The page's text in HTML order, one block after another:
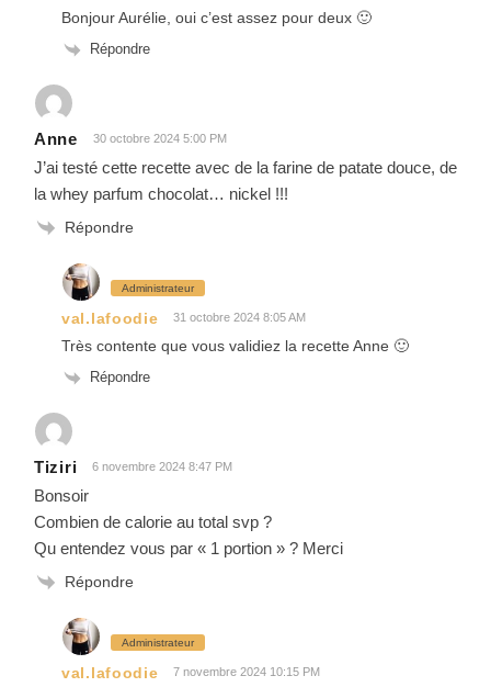
Bonjour Aurélie, oui c’est assez pour deux 🙂
Répondre
Anne 30 octobre 2024 5:00 PM
J’ai testé cette recette avec de la farine de patate douce, de
la whey parfum chocolat… nickel !!!
Répondre
Administrateur
val.lafoodie 31 octobre 2024 8:05 AM
Très contente que vous validiez la recette Anne 🙂
Répondre
Tiziri 6 novembre 2024 8:47 PM
Bonsoir
Combien de calorie au total svp ?
Qu entendez vous par « 1 portion » ? Merci
Répondre
Administrateur
val.lafoodie 7 novembre 2024 10:15 PM